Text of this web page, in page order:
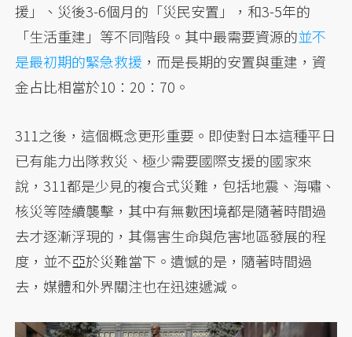
援」、災後3-6個月的「災民安置」，和3-5年的
「生活重建」等不同階段。其中最需要資源的並不
是最初期的緊急救援 ，而是長期的安置與重建，資
金占比相當於10：20：70。
311之後，這個概念更形重要。即使對日本這種平日
已有能力出隊救災、極少需要國際支援的國家來
說，311都是少見的複合式災難，包括地震、海嘯、
核災等陸續襲擊，其中有無數困境都是隨著時間過
去才逐漸浮現的，其傷害生命與危害地區發展的程
度，並不亞於災難當下。遺憾的是，隨著時間過
去，媒體和外界關注也在迅速遞減。